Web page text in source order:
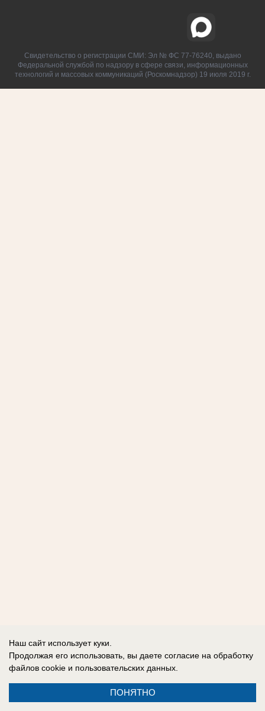
Свидетельство о регистрации СМИ: Эл № ФС 77-76240, выдано
Федеральной службой по надзору в сфере связи, информационных
технологий и массовых коммуникаций (Роскомнадзор) 19 июля 2019 г.
Наш сайт использует куки.
Продолжая его использовать, вы даете согласие на обработку
файлов cookie и пользовательских данных.
ПОНЯТНО